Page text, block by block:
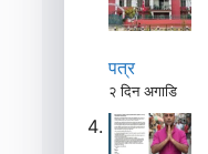
पत्र
२ दिन अगाडि